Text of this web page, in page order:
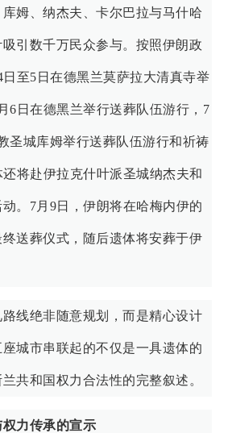
姆、纳杰夫、卡尔巴拉与马什哈
引数千万民众参与。按照伊朗政
至5日在德黑兰莫萨拉大清真寺举
6日在德黑兰举行送葬队伍游行，7
圣城库姆举行送葬队伍游行和祈祷
将赴伊拉克什叶派圣城纳杰夫和
。7月9日，伊朗将在哈梅内伊的
送葬仪式，随后遗体将安葬于伊
线绝非随意规划，而是精心设计
城市串联起的不仅是一具遗体的
共和国权力合法性的完整叙述。
力传承的宣示